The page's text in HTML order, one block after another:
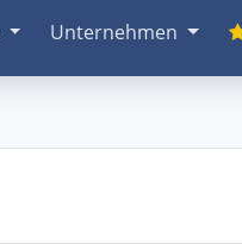
Unternehmen